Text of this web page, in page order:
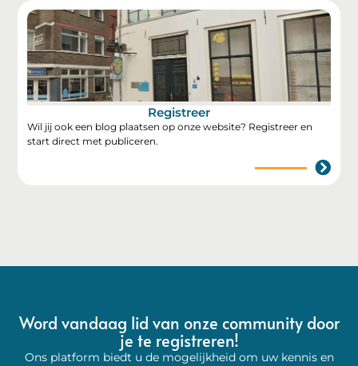
Registreer
Wil jij ook een blog plaatsen op onze website? Registreer en
start direct met publiceren.
Word vandaag lid van onze community door
je te registreren!
Ons platform biedt u de mogelijkheid om uw kennis en